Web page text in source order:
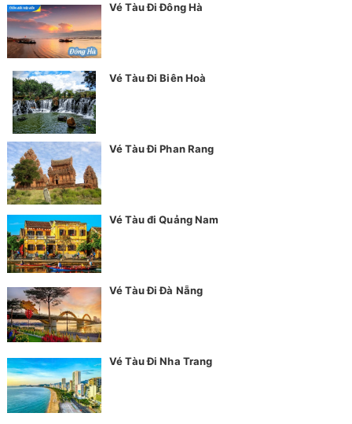
Vé Tàu Đi Đông Hà
Vé Tàu Đi Biên Hoà
Vé Tàu Đi Phan Rang
Vé Tàu đi Quảng Nam
Vé Tàu Đi Đà Nẵng
Vé Tàu Đi Nha Trang